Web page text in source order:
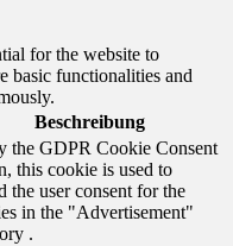
for the website to
basic functionalities and
Beschreibung
the GDPR Cookie Consent
this cookie is used to
the user consent for the
in the "Advertisement"
.